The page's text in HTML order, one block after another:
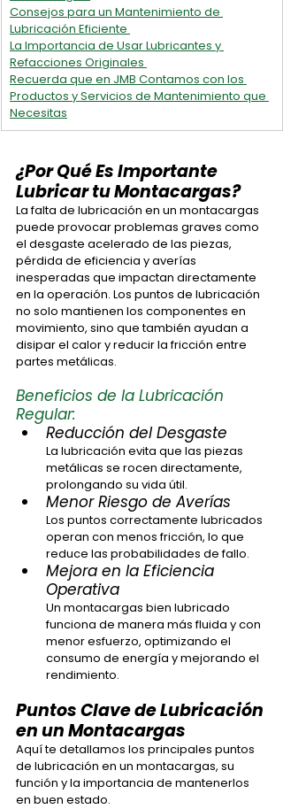
Consejos para un Mantenimiento de
Lubricación Eficiente
La Importancia de Usar Lubricantes y
Refacciones Originales
Recuerda que en JMB Contamos con los
Productos y Servicios de Mantenimiento que
Necesitas
¿Por Qué Es Importante
Lubricar tu Montacargas?
La falta de lubricación en un montacargas
puede provocar problemas graves como
el desgaste acelerado de las piezas,
pérdida de eficiencia y averías
inesperadas que impactan directamente
en la operación. Los puntos de lubricación
no solo mantienen los componentes en
movimiento, sino que también ayudan a
disipar el calor y reducir la fricción entre
partes metálicas.
Beneficios de la Lubricación
Regular:
Reducción del Desgaste
La lubricación evita que las piezas
metálicas se rocen directamente,
prolongando su vida útil.
Menor Riesgo de Averías
Los puntos correctamente lubricados
operan con menos fricción, lo que
reduce las probabilidades de fallo.
Mejora en la Eficiencia
Operativa
Un montacargas bien lubricado
funciona de manera más fluida y con
menor esfuerzo, optimizando el
consumo de energía y mejorando el
rendimiento.
Puntos Clave de Lubricación
en un Montacargas
Aquí te detallamos los principales puntos
de lubricación en un montacargas, su
función y la importancia de mantenerlos
en buen estado.